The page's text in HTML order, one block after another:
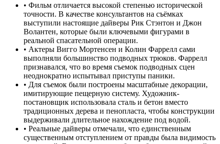
• Фильм отличается высокой степенью исторической
точности. В качестве консультантов на съёмках
выступили настоящие дайверы Рик Стэнтон и Джон
Волантен, которые были ключевыми фигурами в
реальной спасательной операции.
• Актеры Вигго Мортенсен и Колин Фаррелл сами
выполняли большинство подводных трюков. Фаррелл
признавался, что во время съемок подводных сцен
неоднократно испытывал приступы паники.
• Для съемок были построены масштабные декорации,
имитирующие пещерную систему. Художник-
постановщик использовала сталь и бетон вместо
традиционных дерева и пенопласта, чтобы конструкции
выдерживали длительное нахождение под водой.
• Реальные дайверы отмечали, что единственным
существенным отступлением от правды была видимость